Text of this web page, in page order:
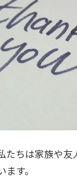
たちは家族や
す。